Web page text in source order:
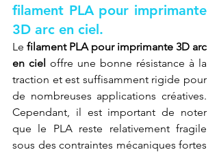
filament PLA pour imprimante
3D arc en ciel.
Le filament PLA pour imprimante 3D arc
en ciel offre une bonne résistance à la
traction et est suffisamment rigide pour
de nombreuses applications créatives.
Cependant, il est important de noter
que le PLA reste relativement fragile
sous des contraintes mécaniques fortes